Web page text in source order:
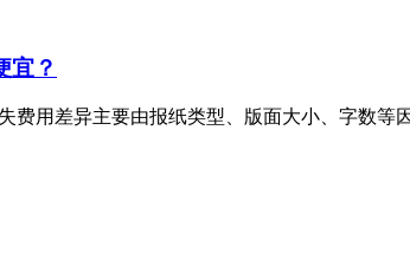
宜？
费用差异主要由报纸类型、版面大小、字数